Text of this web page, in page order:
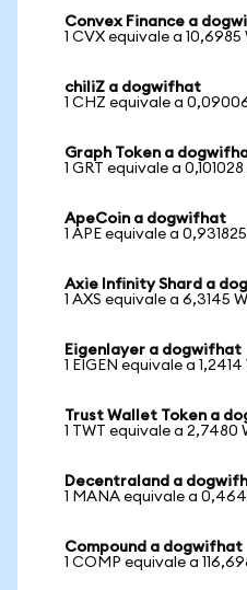
Convex Finance a
1 CVX equivale a 10,6985
chiliZ a dogwifhat
1 CHZ equivale a
Graph Token a
1 GRT equivale a 0,101028
ApeCoin a dogwifhat
1 APE equivale a
Axie Infinity Shard a
1 AXS equivale a 6,3145
Eigenlayer a dogwifhat
1 EIGEN equivale a 1,2414
Trust Wallet Token a
1 TWT equivale a 2,7480
Decentraland a
1 MANA equivale a
Compound a dogwifhat
1 COMP equivale a